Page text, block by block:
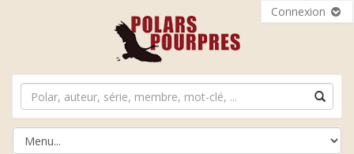
Connexion